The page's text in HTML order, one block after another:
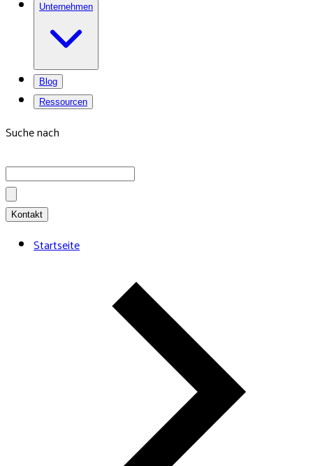
Unternehmen
Blog
Ressourcen
Suche nach
Kontakt
Startseite